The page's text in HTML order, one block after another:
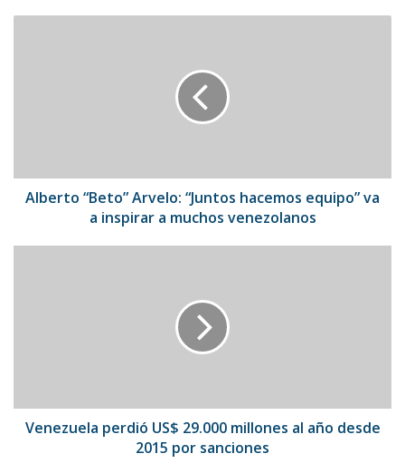
inspirar
Alberto “Beto” Arvelo: “Juntos hacemos equipo” va
a inspirar a muchos venezolanos
2015
porVenezuela perdió US$ 29.000 millones al año desde
2015 por sanciones